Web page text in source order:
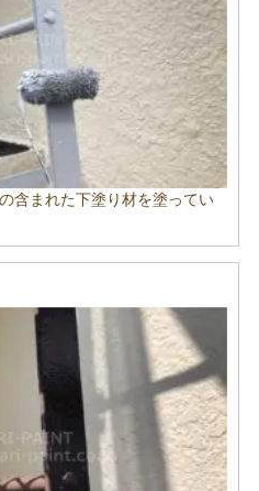
含まれた下塗り材を塗ってい